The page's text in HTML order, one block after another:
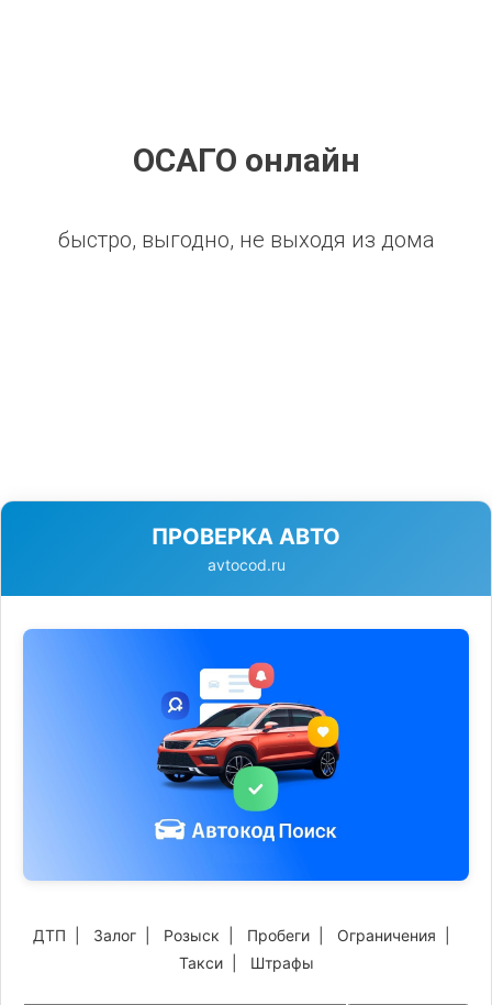
ОСАГО онлайн
быстро, выгодно, не выходя из дома
ПРОВЕРКА АВТО
avtocod.ru
ДТП Залог Розыск Пробеги Ограничения
Такси| Штрафы